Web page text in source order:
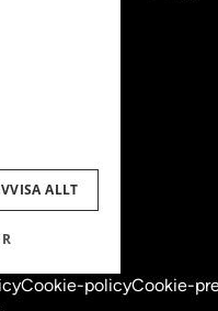
Cookie-policyCookie-
ALLT